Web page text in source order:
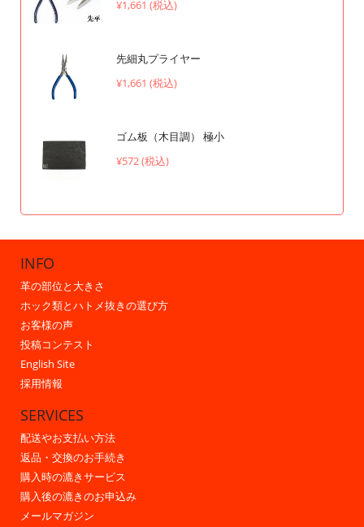
¥1,661 (税込)
先細丸プライヤー
¥1,661 (税込)
ゴム板（木目調） 極小
¥572 (税込)
INFO
革の部位と大きさ
ホック類とハトメ抜きの選び方
お客様の声
投稿コンテスト
English Site
採用情報
SERVICES
配送やお支払い方法
返品・交換のお手続き
購入時の漉きサービス
購入後の漉きのお申込み
メールマガジン